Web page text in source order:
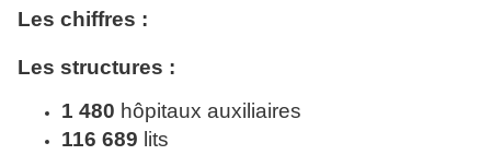
Les chiffres :
Les structures :
1 480 hôpitaux auxiliaires
116 689 lits